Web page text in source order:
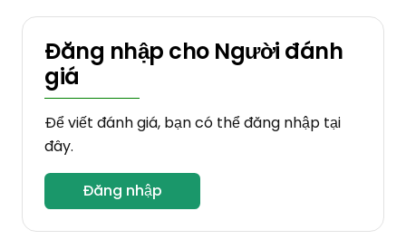
Đăng nhập cho Người đánh
giá
Để viết đánh giá, bạn có thể đăng nhập tại
đây.
Đăng nhập